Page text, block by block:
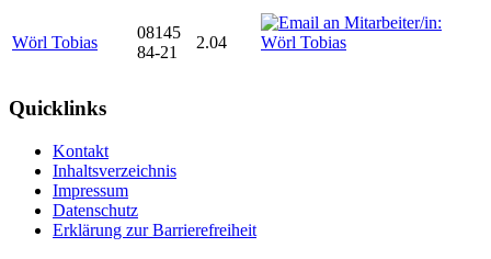
Wörl Tobias
08145
84-21
2.04
Quicklinks
Kontakt
Inhaltsverzeichnis
Impressum
Datenschutz
Erklärung zur Barrierefreiheit